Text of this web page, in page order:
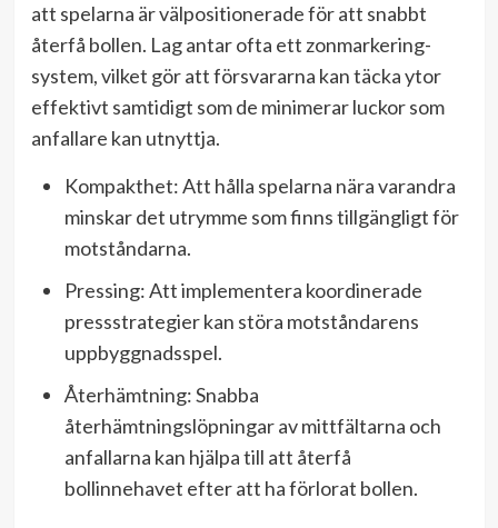
att spelarna är välpositionerade för att snabbt
återfå bollen. Lag antar ofta ett zonmarkering-
system, vilket gör att försvararna kan täcka ytor
effektivt samtidigt som de minimerar luckor som
anfallare kan utnyttja.
Kompakthet: Att hålla spelarna nära varandra
minskar det utrymme som finns tillgängligt för
motståndarna.
Pressing: Att implementera koordinerade
pressstrategier kan störa motståndarens
uppbyggnadsspel.
Återhämtning: Snabba
återhämtningslöpningar av mittfältarna och
anfallarna kan hjälpa till att återfå
bollinnehavet efter att ha förlorat bollen.